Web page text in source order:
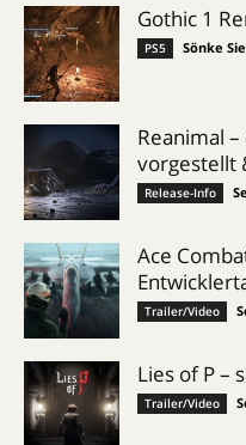
Gothic 1
PS5 Sönke
Reanimal
vorgestellt
Release-Info
Ace
Trailer/Video
Lies of P –
Trailer/Video